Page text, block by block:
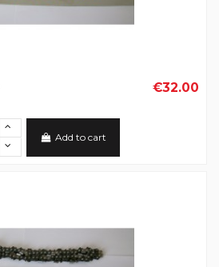
€32.00
Add to cart